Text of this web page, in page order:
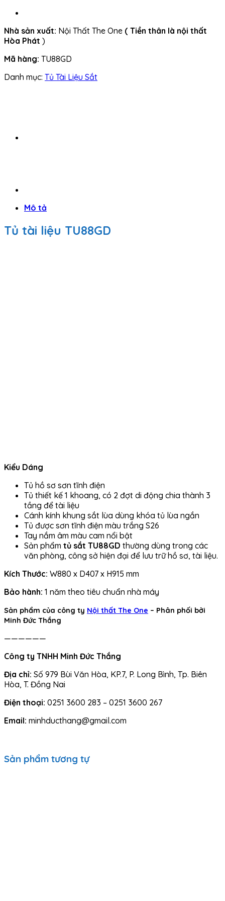
Nhà sản xuất: Nội Thất The One ( Tiền thân là nội thất
Hòa Phát )
Mã hàng: TU88GD
Danh mục: Tủ Tài Liệu Sắt
Mô tả
Tủ tài liệu TU88GD
Kiểu Dáng
Tủ hồ sơ sơn tĩnh điện
Tủ thiết kế 1 khoang, có 2 đợt di động chia thành 3
tầng để tài liệu
Cánh kính khung sắt lùa dùng khóa tủ lùa ngắn
Tủ được sơn tĩnh điện màu trắng S26
Tay nắm âm màu cam nổi bật
Sản phẩm tủ sắt TU88GD thường dùng trong các
văn phòng, công sở hiện đại để lưu trữ hồ sơ, tài liệu.
Kích Thước: W880 x D407 x H915 mm
Bảo hành: 1 năm theo tiêu chuẩn nhà máy
Sản phẩm của công ty Nội thất The One – Phân phối bởi
Minh Đức Thắng
——————
Công ty TNHH Minh Đức Thắng
Địa chỉ: Số 979 Bùi Văn Hòa, KP.7, P. Long Bình, Tp. Biên
Hòa, T. Đồng Nai
Điện thoại: 0251 3600 283 – 0251 3600 267
Email: minhducthang@gmail.com
Sản phẩm tương tự